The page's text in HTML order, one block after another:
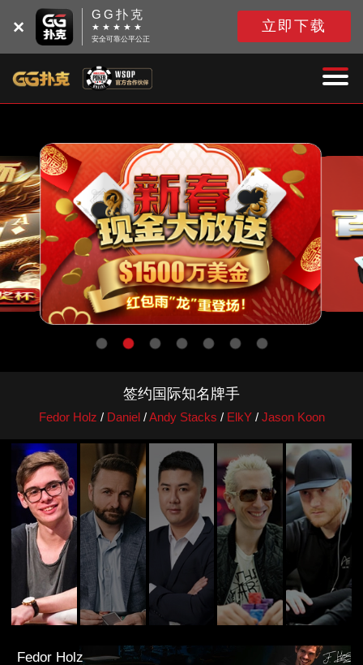
GG扑克
★ ★ ★ ★ ★
安全可靠公平公正
立即下载
签约国际知名牌手
Fedor Holz / Daniel/Andy Stacks / ElkY/ Jason Koon
Fedor Holz